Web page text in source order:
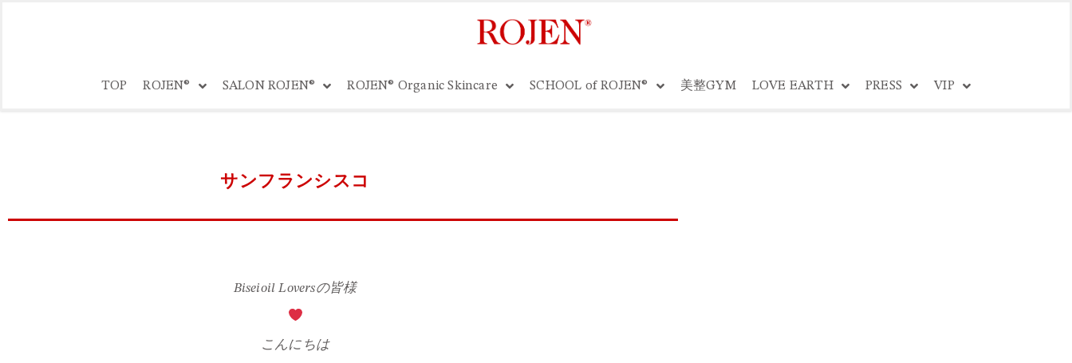
ッ
TOP ROJEN® SALON ROJEN® ROJEN® Organic Skincare SCHOOL of ROJEN® 美整GYM LOVE EARTH PRESS VIP
サンフランシスコ
Biseioil Loversの皆様
こんにちは